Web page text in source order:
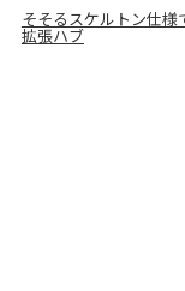
そそるスケルトン仕様
拡張ハブ